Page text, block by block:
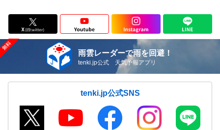
雨雲レーダーで雨を回避！
tenki.jp公式 天気予報アプリ
tenki.jp公式SNS